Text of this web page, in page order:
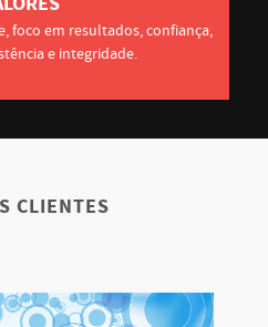
foco em resultados, confiança,
e integridade.
CLIENTES